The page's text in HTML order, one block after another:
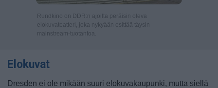
Rundkino on DDR:n ajoilta peräisin oleva
elokuvateatteri, joka nykyään esittää täysin
mainstream-tuotantoa.
Elokuvat
Dresden ei ole mikään suuri elokuvakaupunki, mutta siellä